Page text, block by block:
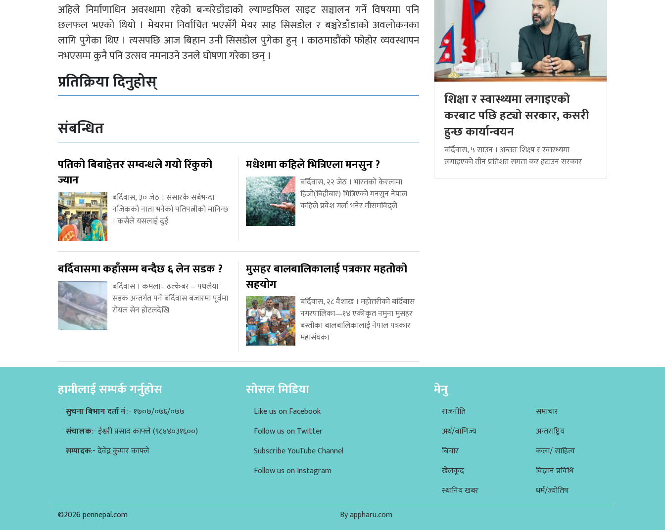
अहिले निर्माणाधिन अवस्थामा रहेको बन्चरेडाँडाको ल्याण्डफिल साइट सञ्चालन गर्ने विषयमा पनि
छलफल भएको थियो । मेयरमा निर्वाचित भएसँगै मेयर साह सिसडोल र बञ्चरेडाँडाको अवलोकनका
लागि पुगेका थिए । त्यसपछि आज बिहान उनी सिसडोल पुगेका हुन् । काठमाडौंको फोहोर व्यवस्थापन
नभएसम्म कुनै पनि उत्सव नमनाउने उनले घोषणा गरेका छन् ।
प्रतिक्रिया दिनुहोस्
संबन्धित
पतिको बिबाहेत्तर सम्वन्धले गयो रिंकुको
ज्यान
बर्दिवास, ३० जेठ । संसारकै सबैभन्दा
नजिकको नाता भनेको पतिपत्नीको मानिन्छ
। कसैले यसलाई दुई
मधेशमा कहिले भित्रिएला मनसुन ?
बर्दिवास, २२ जेठ । भारतको केरलामा
हिजो(बिहीबार) भित्रिएको मनसुन नेपाल
कहिले प्रवेश गर्ला भनेर मौसमविद्ले
बर्दिवासमा कहाँसम्म बन्दैछ ६ लेन सडक ?
बर्दिवास । कमला– ढल्केबर – पथलैया
सडक अन्तर्गत पर्ने बर्दिवास बजारमा पूर्वमा
रोयल सेन होटलदेखि
मुसहर बालबालिकालाई पत्रकार महतोेको
सहयोग
बर्दिवास, २८ वैशाख । महोत्तरीको बर्दिबास
नगरपालिका—१४ एकीकृत नमुना मुसहर
बस्तीका बालबालिकालाई नेपाल पत्रकार
महासंघका
शिक्षा र स्वास्थ्यमा लगाइएको
करबाट पछि हट्यो सरकार, कसरी
हुन्छ कार्यान्वयन
बर्दिवास, ५ साउन । अन्ततः शिक्ष्ष र स्वास्थ्यमा
लगाइएको तीन प्रतिशत समता कर हटाउन सरकार
हामीलाई सम्पर्क गर्नुहोस
सुचना बिभाग दर्ता नं:- १७०७/०७६/०७७
संचालक:- ईश्वरी प्रसाद काफ्ले (९८४४०३१६००)
सम्पादक:- देवेंद्र कुमार काफ्ले
सोसल मिडिया
Like us on Facebook
Follow us on Twitter
Subscribe YouTube Channel
Follow us on Instagram
मेनु
राजनीति
अर्थ/बाणिज्य
बिचार
खेलकूद
स्थानिय खबर
समाचार
अन्तराष्ट्रिय
कला/ साहित्य
विज्ञान प्रविधि
धर्म/ज्योतिष
©2026 pennepal.com
By appharu.com